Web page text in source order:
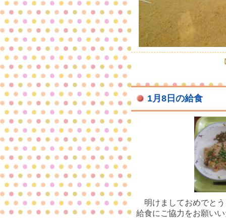
1月8日の給食
明けましておめでとう
給食にご協力をお願い